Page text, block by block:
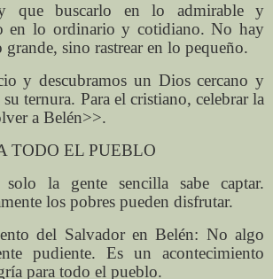
que buscarlo en lo admirable y
en lo ordinario y cotidiano. No hay
sino rastrear en lo pequeño.
y descubramos un Dios cercano y
ternura. Para el cristiano, celebrar la
a Belén>>.
TODO EL PUEBLO
la gente sencilla sabe captar.
los pobres pueden disfrutar.
del Salvador en Belén: No algo
pudiente. Es un acontecimiento
para todo el pueblo.